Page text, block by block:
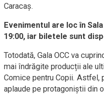
Caracaș.
Evenimentul are loc în
19:00, iar biletele sunt
Totodată, Gala OCC va
mai îndrăgite producții ale
Comice pentru Copii. Astfel,
aplaude pe protagoniștii din